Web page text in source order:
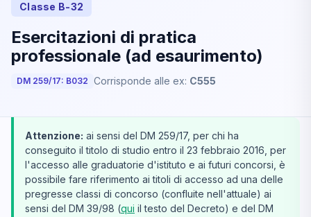
Classe B-32
Esercitazioni di pratica
professionale (ad esaurimento)
DM 259/17: B032 Corrisponde alle ex: C555
Attenzione: ai sensi del DM 259/17, per chi ha
conseguito il titolo di studio entro il 23 febbraio 2016, per
l'accesso alle graduatorie d'istituto e ai futuri concorsi, è
possibile fare riferimento ai titoli di accesso ad una delle
pregresse classi di concorso (confluite nell'attuale) ai
sensi del DM 39/98 (qui il testo del Decreto) e del DM